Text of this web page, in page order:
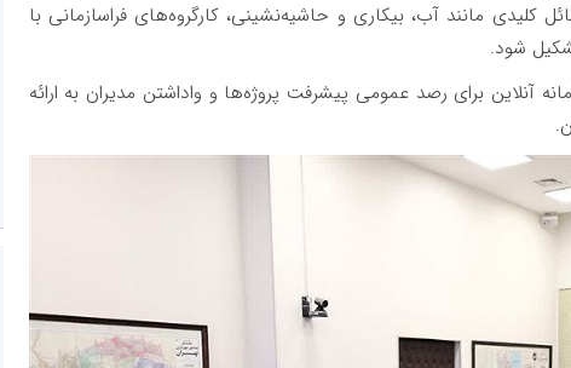
کلیدی مانند آب، بیکاری و حاشیه‌نشینی، کارگروه‌های فراسازمانی با
شود.
آنلاین برای رصد عمومی پیشرفت پروژه‌ها و واداشتن مدیران به ارائه